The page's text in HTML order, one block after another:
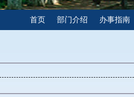
首页 部门介绍 办事指南